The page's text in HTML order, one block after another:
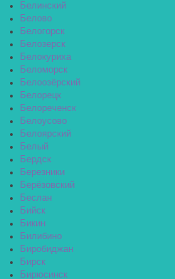
Белинский
Белово
Белогорск
Белозерск
Белокуриха
Беломорск
Белоозёрский
Белорецк
Белореченск
Белоусово
Белоярский
Белый
Бердск
Березники
Берёзовский
Беслан
Бийск
Бикин
Билибино
Биробиджан
Бирск
Бирюсинск